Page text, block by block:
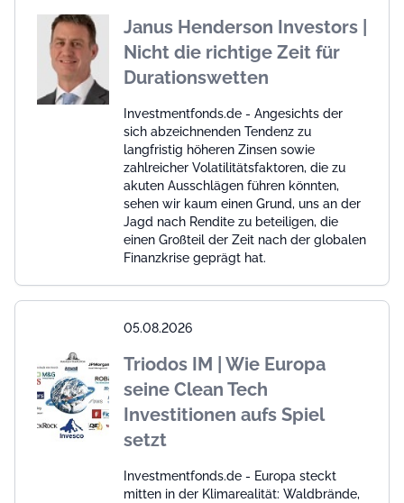
Janus Henderson Investors |
Nicht die richtige Zeit für
Durationswetten
Investmentfonds.de - Angesichts der
sich abzeichnenden Tendenz zu
langfristig höheren Zinsen sowie
zahlreicher Volatilitätsfaktoren, die zu
akuten Ausschlägen führen könnten,
sehen wir kaum einen Grund, uns an der
Jagd nach Rendite zu beteiligen, die
einen Großteil der Zeit nach der globalen
Finanzkrise geprägt hat.
05.08.2026
Triodos IM | Wie Europa
seine Clean Tech
Investitionen aufs Spiel
setzt
Investmentfonds.de - Europa steckt
mitten in der Klimarealität: Waldbrände,